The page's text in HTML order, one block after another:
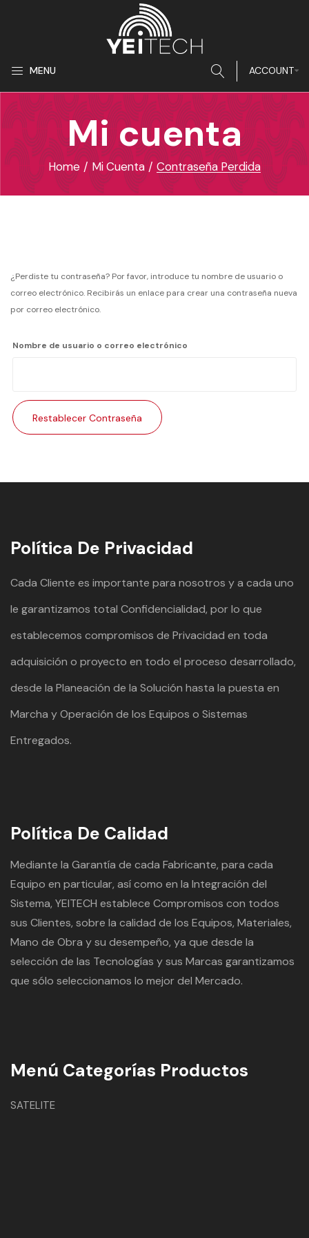
MENU ACCOUNT
Mi cuenta
Home Mi Cuenta Contraseña Perdida
¿Perdiste tu contraseña? Por favor, introduce tu nombre de usuario o
correo electrónico. Recibirás un enlace para crear una contraseña nueva
por correo electrónico.
Nombre de usuario o correo electrónico
Restablecer Contraseña
Política De Privacidad
Cada Cliente es importante para nosotros y a cada uno
le garantizamos total Confidencialidad, por lo que
establecemos compromisos de Privacidad en toda
adquisición o proyecto en todo el proceso desarrollado,
desde la Planeación de la Solución hasta la puesta en
Marcha y Operación de los Equipos o Sistemas
Entregados.
Política De Calidad
Mediante la Garantía de cada Fabricante, para cada
Equipo en particular, así como en la Integración del
Sistema, YEITECH establece Compromisos con todos
sus Clientes, sobre la calidad de los Equipos, Materiales,
Mano de Obra y su desempeño, ya que desde la
selección de las Tecnologías y sus Marcas garantizamos
que sólo seleccionamos lo mejor del Mercado.
Menú Categorías Productos
SATELITE